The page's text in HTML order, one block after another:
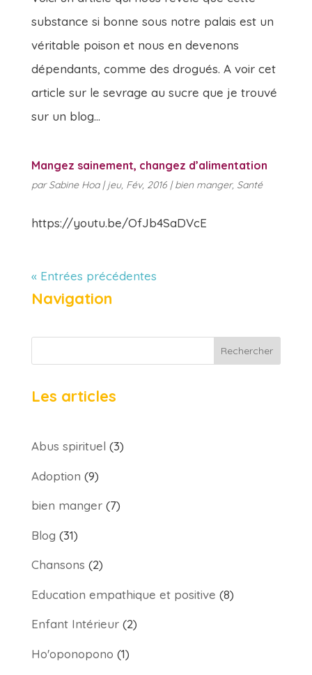
substance si bonne sous notre palais est un
véritable poison et nous en devenons
dépendants, comme des drogués. A voir cet
article sur le sevrage au sucre que je trouvé
sur un blog...
Mangez sainement, changez d’alimentation
parSabine Hoa|jeu, Fév, 2016|bien manger, Santé
https://youtu.be/OfJb4SaDVcE
« Entrées précédentes
Navigation
Rechercher
Les articles
Abus spirituel (3)
Adoption (9)
bien manger(7)
Blog (31)
Chansons (2)
Education empathique et positive (8)
Enfant Intérieur(2)
Ho'oponopono (1)